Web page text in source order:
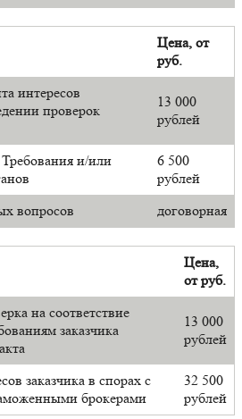
Цена, от
руб.
интересов
проверок
13 000
рублей
и/или
6 500
рублей
вопросов
договорная
Цена,
от руб.
на соответствие
заказчика
13 000
рублей
заказчика в спорах с
брокерами
32 500
рублей